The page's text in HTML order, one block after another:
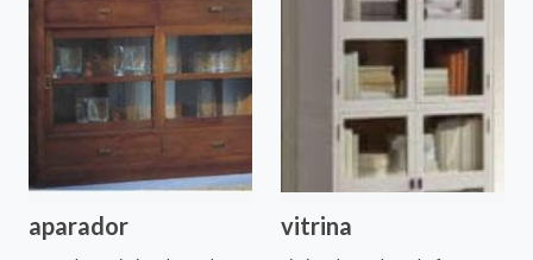
aparador vitrina